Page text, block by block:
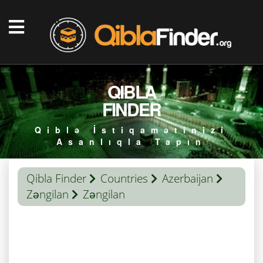
QIBLA
FINDER
Qiblə İstiqamətinizi
Asanlıqla Tapın
Qibla Finder Countries
Azerbaijan
Zəngilan
Zəngilan